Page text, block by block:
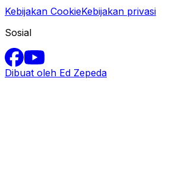
Kebijakan CookieKebijakan privasi
Sosial
Dibuat oleh Ed Zepeda